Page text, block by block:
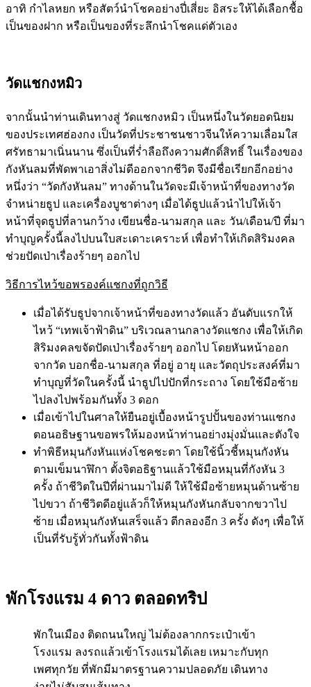
อาทิ กำไลหยก หรือสัตว์นำโชคอย่างปี่เสี่ยะ อิสระให้ได้เลือกชื้อ
เป็นของฝาก หรือเป็นของที่ระลึกนำโชคแด่ตัวเอง
วัดแชกงหมิว
จากนั้นนำท่านเดินทางสู่ วัดแชกงหมิว เป็นหนึ่งในวัดยอดนิยม
ของประเทศฮ่องกง เป็นวัดที่ประชาชนชาวจีนให้ความเลื่อมใส
ศรัทธามาเนิ่นนาน ซึ่งเป็นที่ร่ำลือถึงความศักดิ์สิทธิ์ ในเรื่องของ
กังหันลมที่พัดพาเอาสิ่งไม่ดีออกจากชีวิต จึงมีชื่อเรียกอีกอย่าง
หนึ่งว่า “วัดกังหันลม” ทางด้านในวัดจะมีเจ้าหน้าที่ของทางวัด
จำหน่ายธูป และเครื่องบูชาต่างๆ เมื่อได้ธูปแล้วนำไปให้เจ้า
หน้าที่จุดธูปที่ลานกว้าง เขียนชื่อ-นามสกุล และ วัน/เดือน/ปี ที่มา
ทำบุญครั้งนี้ลงไปบนใบสะเดาะเคราะห์ เพื่อทำให้เกิดสิริมงคล
ช่วยปัดเป่าเรื่องร้ายๆ ออกไป
วิธีการไหว้ขอพรองค์แชกงที่ถูกวิธี
เมื่อได้รับธูปจากเจ้าหน้าที่ของทางวัดแล้ว อันดับแรกให้
ไหว้ “เทพเจ้าฟ้าดิน” บริเวณลานกลางวัดแชกง เพื่อให้เกิด
สิริมงคลขจัดปัดเป่าเรื่องร้ายๆ ออกไป โดยหันหน้าออก
จากวัด บอกชื่อ-นามสกุล ที่อยู่ อายุ และวัตถุประสงค์ที่มา
ทำบุญที่วัดในครั้งนี้ นำธูปไปปักที่กระถาง โดยใช้มือซ้าย
ไปลงไปพร้อมกันทั้ง 3 ดอก
เมื่อเข้าไปในศาลให้ยืนอยู่เบื้องหน้ารูปปั้นของท่านแชกง
ตอนอธิษฐานขอพรให้มองหน้าท่านอย่างมุ่งมั่นและตังใจ
ทำพิธีหมุนกังหันแห่งโชคชะตา โดยใช้นิ้วชี้หมุนกังหัน
ตามเข็มนาฬิกา ตั้งจิตอธิฐานแล้วใช้มือหมุนที่กังหัน 3
ครั้ง ถ้าชีวิตในปีที่ผ่านมาไม่ดี ให้ใช้มือซ้ายหมุนด้านซ้าย
ไปขวา ถ้าชีวิตดีอยู่แล้วก็ให้หมุนกังหันกลับจากขวาไป
ซ้าย เมื่อหมุนกังหันเสร็จแล้ว ตีกลองอีก 3 ครั้ง ดังๆ เพื่อให้
เป็นที่รับรู้ทั่วกันทั้งฟ้าดิน
พักโรงแรม 4 ดาว ตลอดทริป
พักในเมือง ติดถนนใหญ่ ไม่ต้องลากกระเป๋าเข้า
โรงแรม ลงรถแล้วเข้าโรงแรมได้เลย เหมาะกับทุก
เพศทุกวัย ที่พักมีมาตรฐานความปลอดภัย เดินทาง